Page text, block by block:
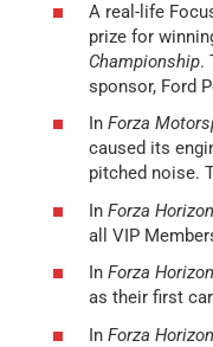
A real-life
prize for
Championship.
sponsor, Ford
In Forza
caused its
pitched noise.
In Forza
all VIP
In Forza
as their first
In Forza